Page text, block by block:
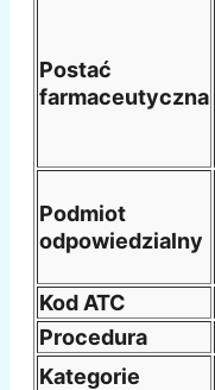
Postać
farmaceutyczna
Podmiot
odpowiedzialny
Kod ATC
Procedura
Kategorie